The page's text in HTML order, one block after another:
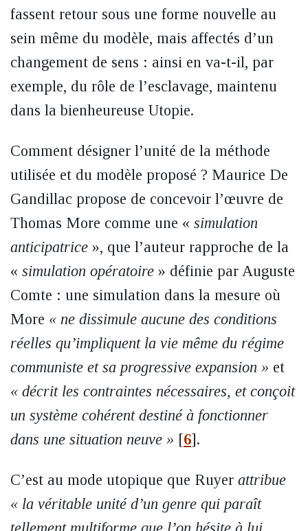
fassent retour sous une forme nouvelle au
sein même du modèle, mais affectés d’un
changement de sens : ainsi en va-t-il, par
exemple, du rôle de l’esclavage, maintenu
dans la bienheureuse Utopie.
Comment désigner l’unité de la méthode
utilisée et du modèle proposé ? Maurice De
Gandillac propose de concevoir l’œuvre de
Thomas More comme une « simulation
anticipatrice », que l’auteur rapproche de la
« simulation opératoire » définie par Auguste
Comte : une simulation dans la mesure où
More « ne dissimule aucune des conditions
réelles qu’impliquent la vie même du régime
communiste et sa progressive expansion » et
« décrit les contraintes nécessaires, et conçoit
un système cohérent destiné à fonctionner
dans une situation neuve » [6] .
C’est au mode utopique que Ruyer attribue
« la véritable unité d’un genre qui paraît